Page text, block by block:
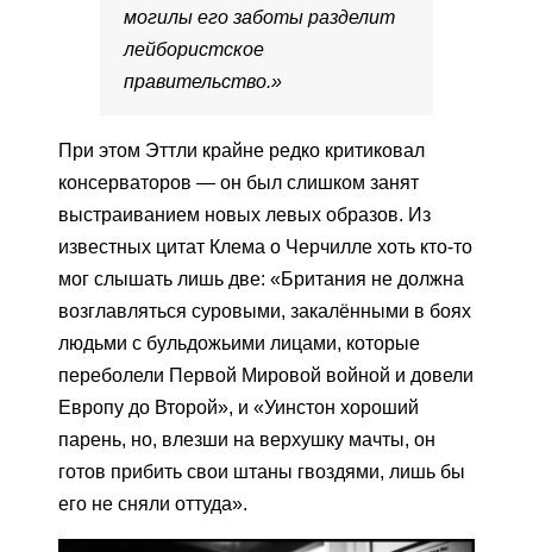
могилы его заботы разделит
лейбористское
правительство.»
При этом Эттли крайне редко критиковал
консерваторов — он был слишком занят
выстраиванием новых левых образов. Из
известных цитат Клема о Черчилле хоть кто-то
мог слышать лишь две: «Британия не должна
возглавляться суровыми, закалёнными в боях
людьми с бульдожьими лицами, которые
переболели Первой Мировой войной и довели
Европу до Второй», и «Уинстон хороший
парень, но, влезши на верхушку мачты, он
готов прибить свои штаны гвоздями, лишь бы
его не сняли оттуда».